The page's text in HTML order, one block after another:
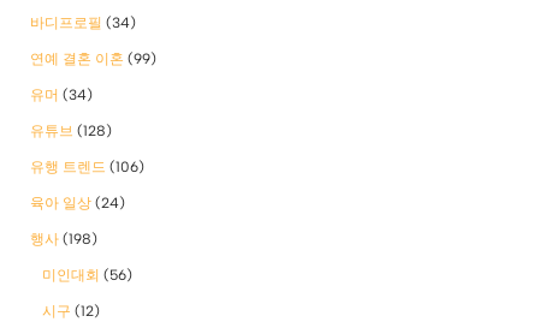
바디프로필 (34)
연예 결혼 이혼 (99)
유머 (34)
유튜브 (128)
유행 트렌드 (106)
육아 일상 (24)
행사 (198)
미인대회 (56)
시구 (12)